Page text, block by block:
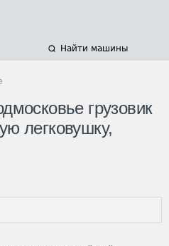
Найти машины
грузовик
легковушку,